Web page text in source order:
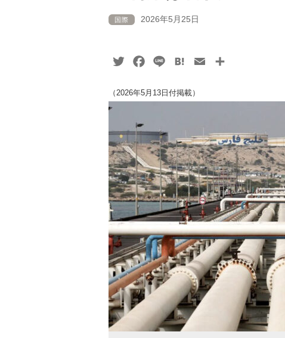
国際 2026年5月25日
TwitterFacebook
Line HatenaEmail
（2026年5月13日付掲載）